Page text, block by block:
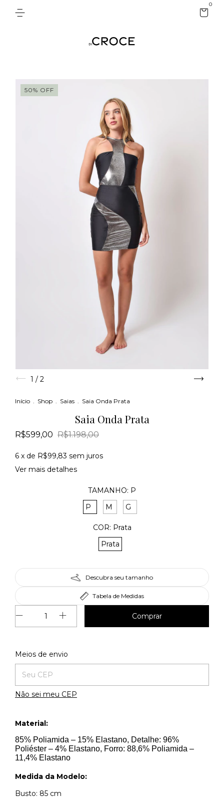
0
50% OFF
1 / 2
Início Shop Saias Saia Onda Prata
Saia Onda Prata
R$599,00 R$1.198,00
6 x de R$99,83 sem juros
Ver mais detalhes
TAMANHO: P
P
M G
COR: Prata
Prata
Descubra seu tamanho
Tabela de Medidas
Entregas para o CEP:
Meios de envio
Não sei meu CEP
Material:
85% Poliamida – 15% Elastano, Detalhe: 96%
Poliéster – 4% Elastano, Forro: 88,6% Poliamida –
11,4% Elastano
Medida da Modelo:
Busto: 85 cm